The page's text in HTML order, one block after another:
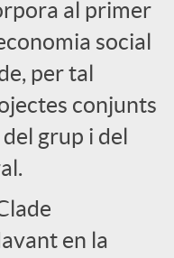
al primer
social
per tal
conjunts
grup i del
en la